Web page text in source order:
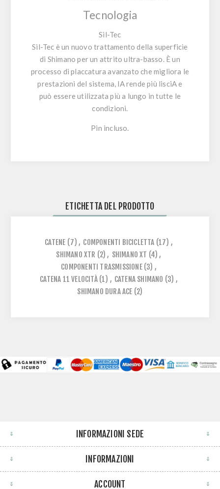
Tecnologia
Sil-Tec
Sil-Tec è un nuovo trattamento della superficie
di Shimano per un attrito ultra-basso. È un
processo di placcatura avanzato che migliora le
prestazioni del sistema, lA rende più lisciA e
può essere utilizzata più a lungo in tutte le
condizioni.
Pin incluso.
ETICHETTA DEL PRODOTTO
CATENE (7) , COMPONENTI BICICLETTA (17) ,
SHIMANO XTR (2) , SHIMANO XT (4) ,
COMPONENTI TRASMISSIONE (3) ,
CATENA 11 VELOCITÀ (1) , CATENA SHIMANO (3) ,
SHIMANO DURA ACE (2)
INFORMAZIONI SEDE
INFORMAZIONI
ACCOUNT